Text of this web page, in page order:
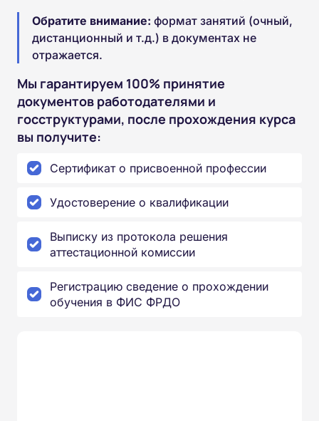
Обратите внимание: формат занятий (очный,
дистанционный и т.д.) в документах не
отражается.
Мы гарантируем 100% принятие
документов работодателями и
госструктурами, после прохождения курса
вы получите:
Сертификат о присвоенной профессии
Удостоверение о квалификации
Выписку из протокола решения
аттестационной комиссии
Регистрацию сведение о прохождении
обучения в ФИС ФРДО